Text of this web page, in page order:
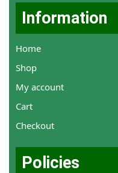
Information
Home
Shop
My account
Cart
Checkout
Policies